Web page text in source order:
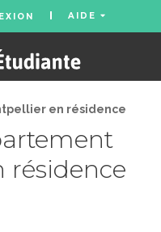
AIDE
en résidence
résidence